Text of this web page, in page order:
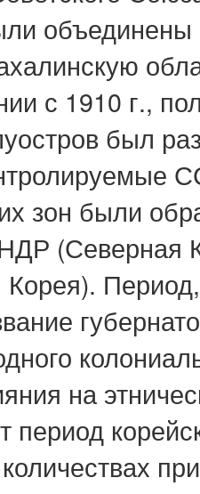
с 1910 г.,
был
зон были
(Северная
на
период